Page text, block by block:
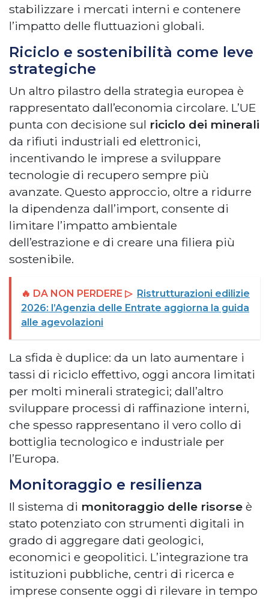
stabilizzare i mercati interni e contenere
l’impatto delle fluttuazioni globali.
Riciclo e sostenibilità come leve
strategiche
Un altro pilastro della strategia europea è
rappresentato dall’economia circolare. L’UE
punta con decisione sul riciclo dei minerali
da rifiuti industriali ed elettronici,
incentivando le imprese a sviluppare
tecnologie di recupero sempre più
avanzate. Questo approccio, oltre a ridurre
la dipendenza dall’import, consente di
limitare l’impatto ambientale
dell’estrazione e di creare una filiera più
sostenibile.
🔥 DA NON PERDERE ▷ Ristrutturazioni edilizie
2026: l’Agenzia delle Entrate aggiorna la guida
alle agevolazioni
La sfida è duplice: da un lato aumentare i
tassi di riciclo effettivo, oggi ancora limitati
per molti minerali strategici; dall’altro
sviluppare processi di raffinazione interni,
che spesso rappresentano il vero collo di
bottiglia tecnologico e industriale per
l’Europa.
Monitoraggio e resilienza
Il sistema di monitoraggio delle risorse è
stato potenziato con strumenti digitali in
grado di aggregare dati geologici,
economici e geopolitici. L’integrazione tra
istituzioni pubbliche, centri di ricerca e
imprese consente oggi di rilevare in tempo